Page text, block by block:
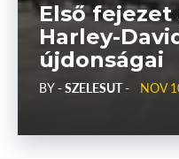
Első
Harley-
újdonságai
BY- SZELESUT - NOV